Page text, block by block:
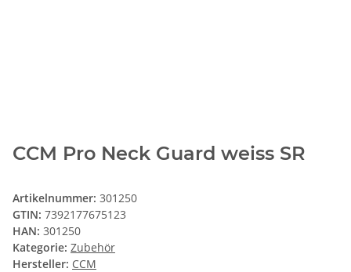
CCM Pro Neck Guard weiss SR
Artikelnummer: 301250
GTIN: 7392177675123
HAN: 301250
Kategorie: Zubehör
Hersteller: CCM